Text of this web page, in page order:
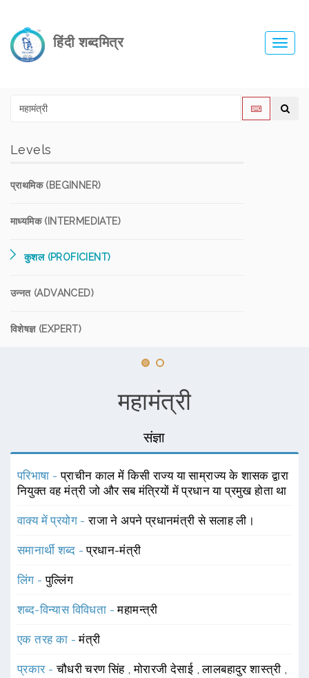
हिंदी शब्दमित्र
Levels
प्राथमिक (BEGINNER)
माध्यमिक (INTERMEDIATE)
कुशल (PROFICIENT)
उन्नत (ADVANCED)
विशेषज्ञ (EXPERT)
महामंत्री
संज्ञा
परिभाषा -प्राचीन काल में किसी राज्य या साम्राज्य के शासक द्वारा
नियुक्त वह मंत्री जो और सब मंत्रियों में प्रधान या प्रमुख होता था
वाक्य में प्रयोग -राजा ने अपने प्रधानमंत्री से सलाह ली।
समानार्थी शब्द -प्रधान-मंत्री
लिंग -पुल्लिंग
शब्द-विन्यास विविधता -महामन्त्री
एक तरह का -मंत्री
प्रकार -चौधरी चरण सिंह ,मोरारजी देसाई ,लालबहादुर शास्त्री ,